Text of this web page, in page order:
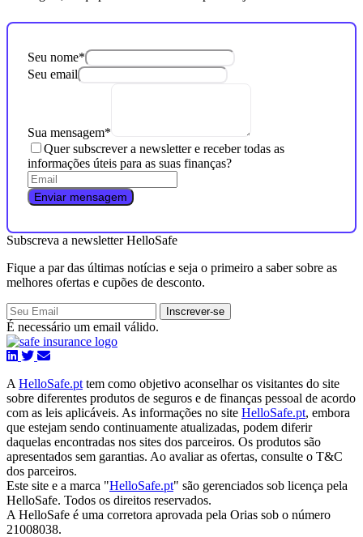
Seu nome*
Seu email
Sua mensagem*
Quer subscrever a newsletter e receber todas as
informações úteis para as suas finanças?
Enviar mensagem
Subscreva a newsletter HelloSafe
Fique a par das últimas notícias e seja o primeiro a saber sobre as
melhores ofertas e cupões de desconto.
Inscrever-se
É necessário um email válido.
A HelloSafe.pt tem como objetivo aconselhar os visitantes do site
sobre diferentes produtos de seguros e de finanças pessoal de acordo
com as leis aplicáveis. As informações no site HelloSafe.pt, embora
que estejam sendo continuamente atualizadas, podem diferir
daquelas encontradas nos sites dos parceiros. Os produtos são
apresentados sem garantias. Ao avaliar as ofertas, consulte o T&C
dos parceiros.
Este site e a marca "HelloSafe.pt" são gerenciados sob licença pela
HelloSafe. Todos os direitos reservados.
A HelloSafe é uma corretora aprovada pela Orias sob o número
21008038.